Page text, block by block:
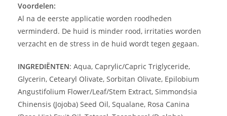
Voordelen:
Al na de eerste applicatie worden roodheden
verminderd. De huid is minder rood, irritaties worden
verzacht en de stress in de huid wordt tegen gegaan.
INGREDIËNTEN: Aqua, Caprylic/Capric Triglyceride,
Glycerin, Cetearyl Olivate, Sorbitan Olivate, Epilobium
Angustifolium Flower/Leaf/Stem Extract, Simmondsia
Chinensis (Jojoba) Seed Oil, Squalane, Rosa Canina